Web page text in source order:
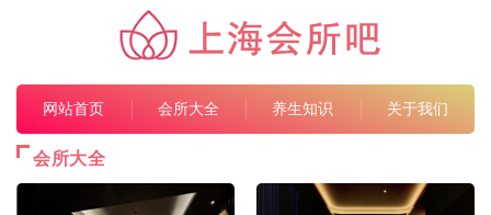
网站首页 会所大全 养生知识 关于我们
会所大全